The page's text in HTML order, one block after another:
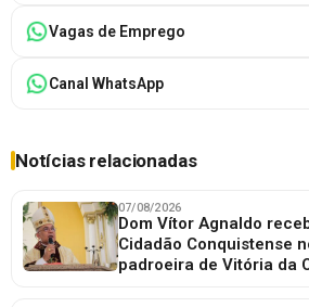
Vagas de Emprego
Canal WhatsApp
Notícias relacionadas
07/08/2026
Dom Vítor Agnaldo
Cidadão Conquistense
padroeira de Vitória da